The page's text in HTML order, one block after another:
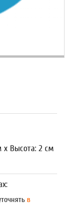
Высота: 2 см
в